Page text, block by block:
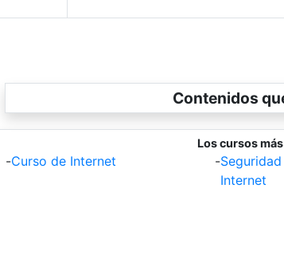
Contenidos
Los cursos
-Curso de Internet -
Internet